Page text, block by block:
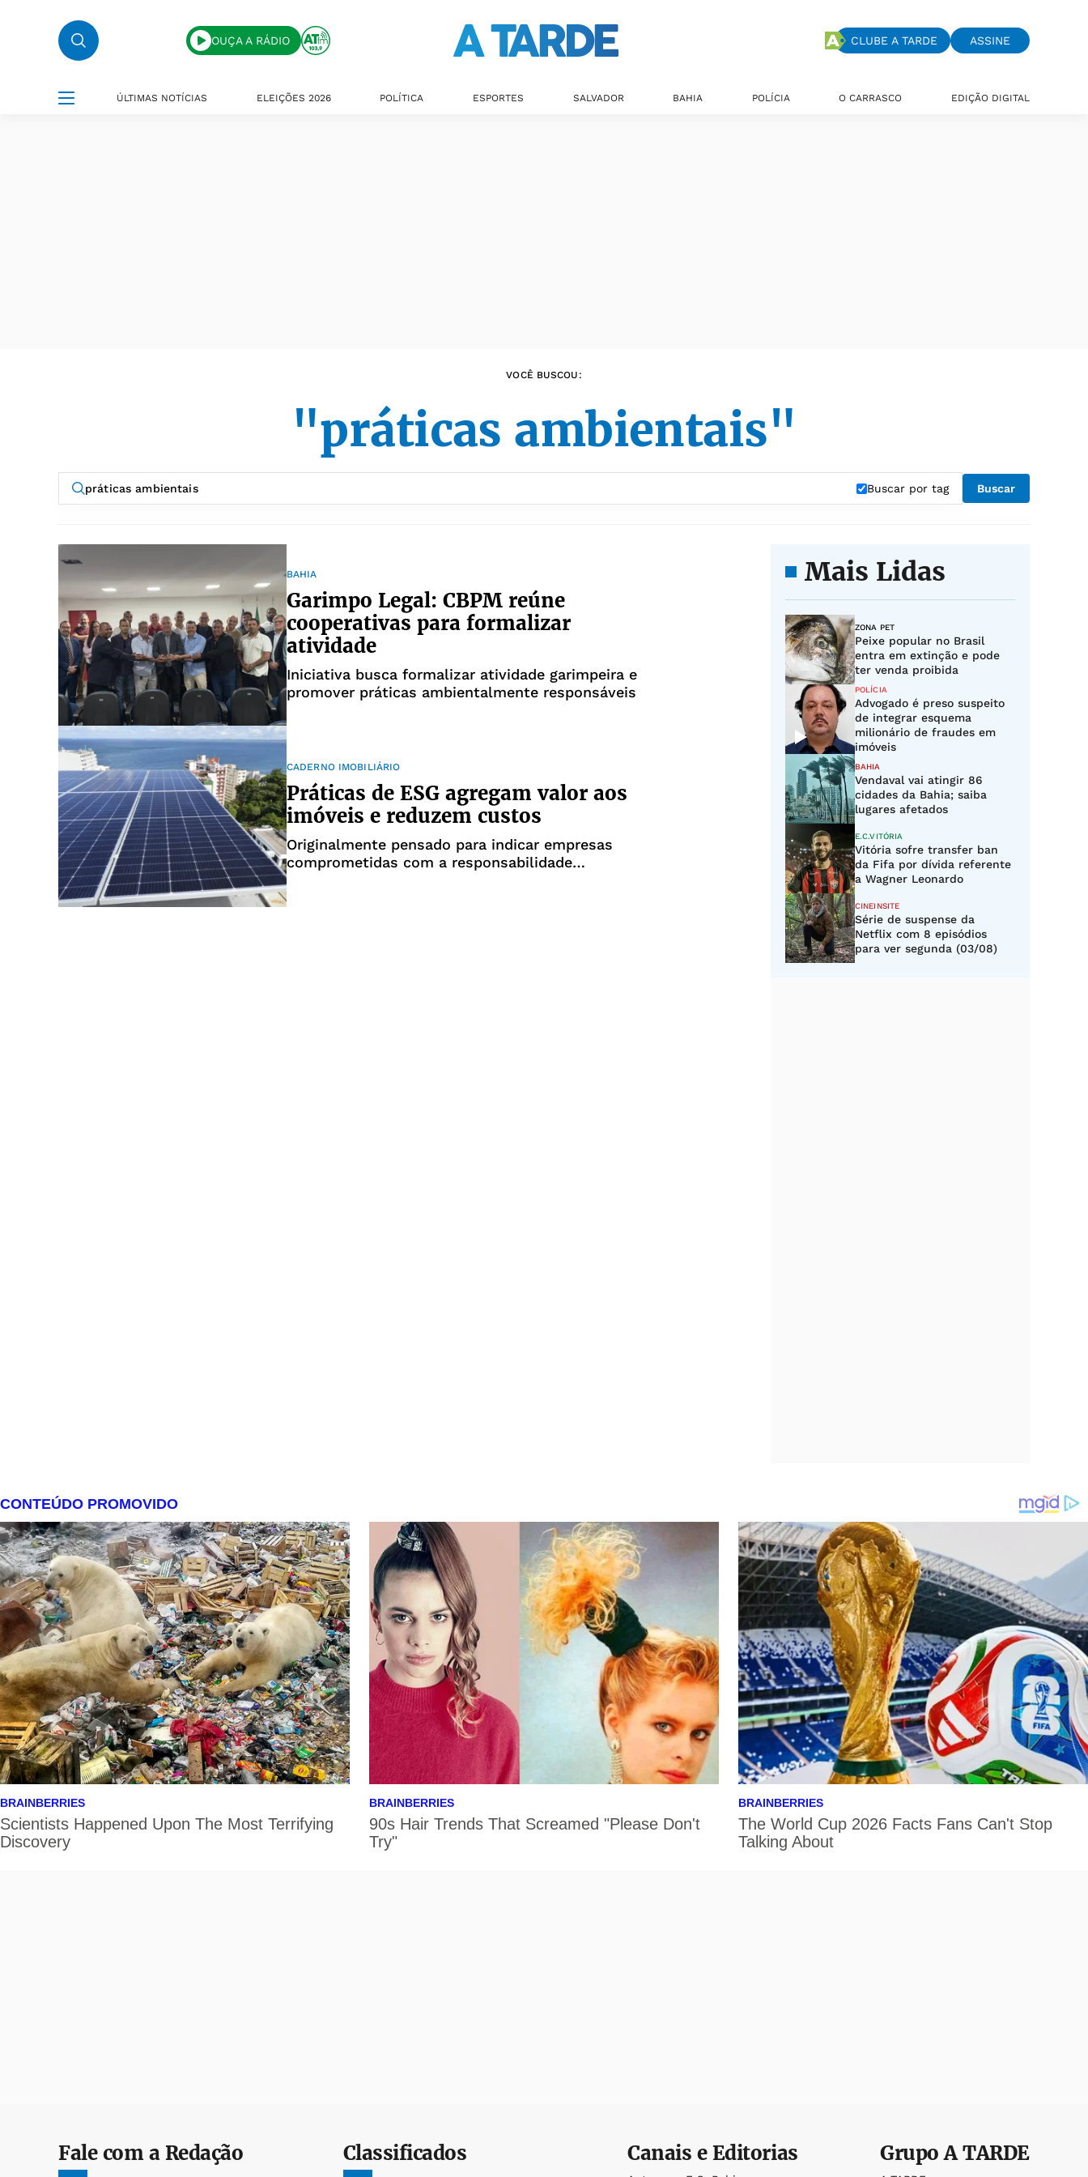
OUÇA A RÁDIO CLUBE A TARDE ASSINE
ÚLTIMAS NOTÍCIAS ELEIÇÕES 2026 POLÍTICA ESPORTES SALVADOR BAHIA POLÍCIA O CARRASCO EDIÇÃO DIGITAL
VOCÊ BUSCOU:
"práticas ambientais"
Buscar por tag Buscar
BAHIA
Garimpo Legal: CBPM reúne
cooperativas para formalizar
atividade
Iniciativa busca formalizar atividade garimpeira e
promover práticas ambientalmente responsáveis
CADERNO IMOBILIÁRIO
Práticas de ESG agregam valor aos
imóveis e reduzem custos
Originalmente pensado para indicar empresas
comprometidas com a responsabilidade
Mais Lidas
ZONA PET
Peixe popular no Brasil
entra em extinção e pode
ter venda proibida
POLÍCIA
Advogado é preso suspeito
de integrar esquema
milionário de fraudes em
imóveis
BAHIA
Vendaval vai atingir 86
cidades da Bahia; saiba
lugares afetados
E.C.VITÓRIA
Vitória sofre transfer ban
da Fifa por dívida referente
a Wagner Leonardo
CINEINSITE
Série de suspense da
Netflix com 8 episódios
para ver segunda (03/08)
Fale com a Redação Classificados Canais e Editorias GrupoA TARDE